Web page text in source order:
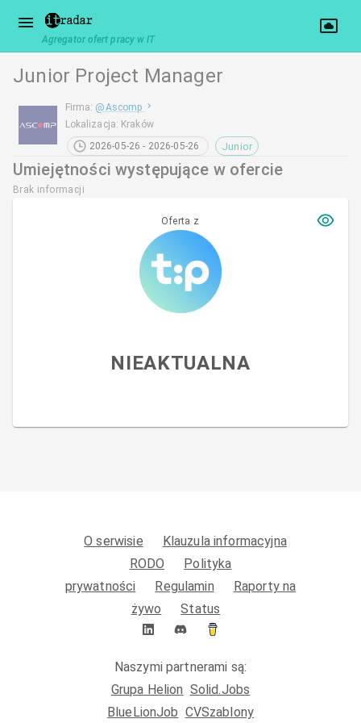
Agregator ofert pracy w IT
Junior Project Manager
Firma: @Ascomp
Lokalizacja: Kraków
2026-05-26 - 2026-05-26
Junior
Umiejętności występujące w ofercie
Brak informacji
Oferta z
NIEAKTUALNA
O serwisie
Klauzula informacyjna
RODO
Polityka
prywatności
Regulamin
Raporty na
żywo
Status
Naszymi partnerami są:
Grupa Helion Solid.Jobs
BlueLionJob CVSzablony